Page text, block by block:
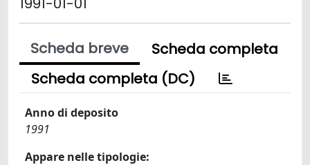
Scheda breve
Scheda completa
Scheda completa (DC)
Anno di deposito
1991
Appare nelle tipologie: